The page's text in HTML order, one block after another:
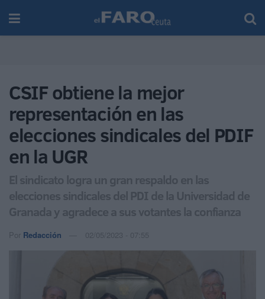
CSIF obtiene la mejor
representación en las
elecciones sindicales del PDIF
en la UGR
El sindicato logra un gran respaldo en las
elecciones sindicales del PDI de la Universidad de
Granada y agradece a sus votantes la confianza
Por Redacción 02/05/2023 - 07:55